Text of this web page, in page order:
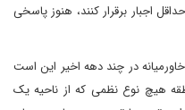
اجبار برقرار کنند، هنوز پاسخی
در چند دهه اخیر این است
هیچ نوع نظمی که از ناحیه یک